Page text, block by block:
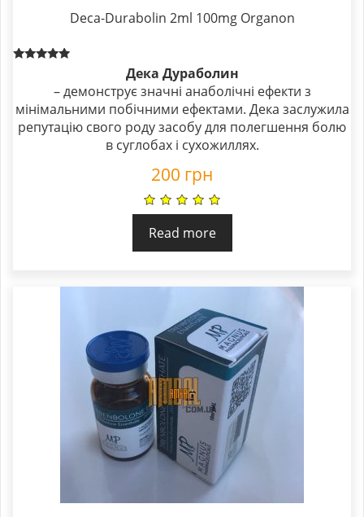
Deca-Durabolin 2ml 100mg Organon
out of 5
Дека Дураболин
– демонструє значні анаболічні ефекти з
мінімальними побічними ефектами. Дека заслужила
репутацію свого роду засобу для полегшення болю
в суглобах і сухожиллях.
200 грн
Read more